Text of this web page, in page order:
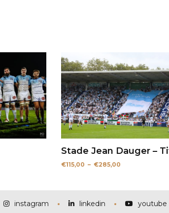
Stade Jean Dauger –
€115,00 – €285,00
€285,00
instagram linkedin youtube